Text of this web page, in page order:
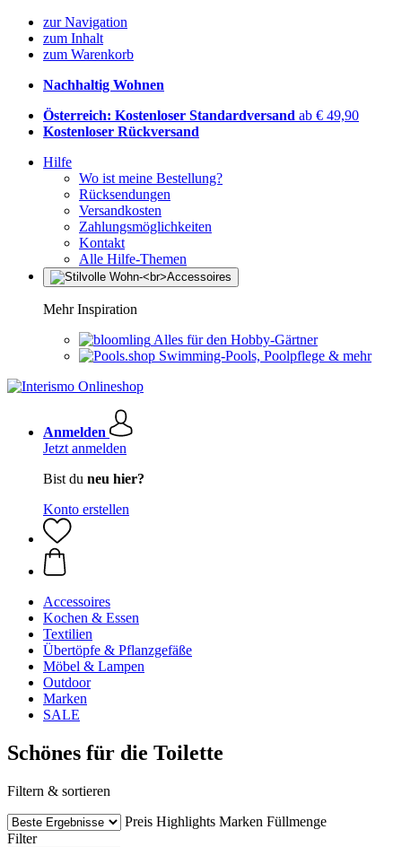
zur Navigation
zum Inhalt
zum Warenkorb
Nachhaltig Wohnen
Österreich: Kostenloser Standardversand ab € 49,90
Kostenloser Rückversand
Hilfe
Wo ist meine Bestellung?
Rücksendungen
Versandkosten
Zahlungsmöglichkeiten
Kontakt
Alle Hilfe-Themen
Mehr Inspiration
Alles für den Hobby-Gärtner
Swimming-Pools, Poolpflege & mehr
Anmelden
Jetzt anmelden
Bist du neu hier?
Konto erstellen
Accessoires
Kochen & Essen
Textilien
Übertöpfe & Pflanzgefäße
Möbel & Lampen
Outdoor
Marken
SALE
Schönes für die Toilette
Filtern & sortieren
Preis Highlights Marken Füllmenge
Filter